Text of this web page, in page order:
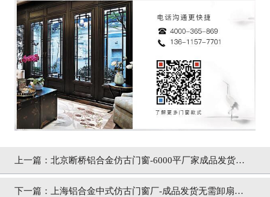
上一篇： 北京断桥铝合金仿古门窗-6000平厂家成品发货可
安装「冠墅阳光」
下一篇： 上海铝合金中式仿古门窗厂-成品发货无需卸扇安